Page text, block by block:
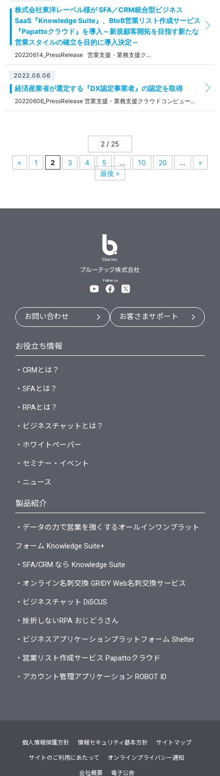
株式会社東洋レーベル様が SFA／CRM統合型ビジネス
SaaS『Knowledge Suite』、BtoB営業リスト作成サービス
『Papattoクラウド』を導入～新規顧客開拓を目指す新たな
営業スタイルの確立を目的に導入決定～
20220614_PressRelease 営業支援・業務支援ク...
2022.06.06
経済産業省が選定する『DX認定事業者』の認定を取得
20220606_PressRelease 営業支援・業務支援クラウドコンピュー...
2 / 25
« 1 2 3 4 5 ... 10 20 ...
»
最後 »
Follow us
お問い合わせ お客さまサポート
お役立ち情報
・CRMとは？
・SFAとは？
・RPAとは？
・ビジネスチャットとは？
・ホワイトペーパー
・セミナー・イベント
・ニュース
製品紹介
・データの力で営業を強くするオールインワンプラット
フォーム Knowledge Suite+
・SFA/CRM なら Knowledge Suite
・オンライン名刺交換 GRIDY Web名刺交換サービス
・ビジネスチャット DiSCUS
・挫折しないRPA おじどうさん
・ビジネスアプリケーションプラットフォーム Shelter
・営業リスト作成サービス Papattoクラウド
・アカウント管理アプリケーション ROBOT ID
個人情報保護方針 情報セキュリティ基本方針 サイトマップ
サイトのご利用にあたって オンラインプライバシー通知
会社概要 電子公告